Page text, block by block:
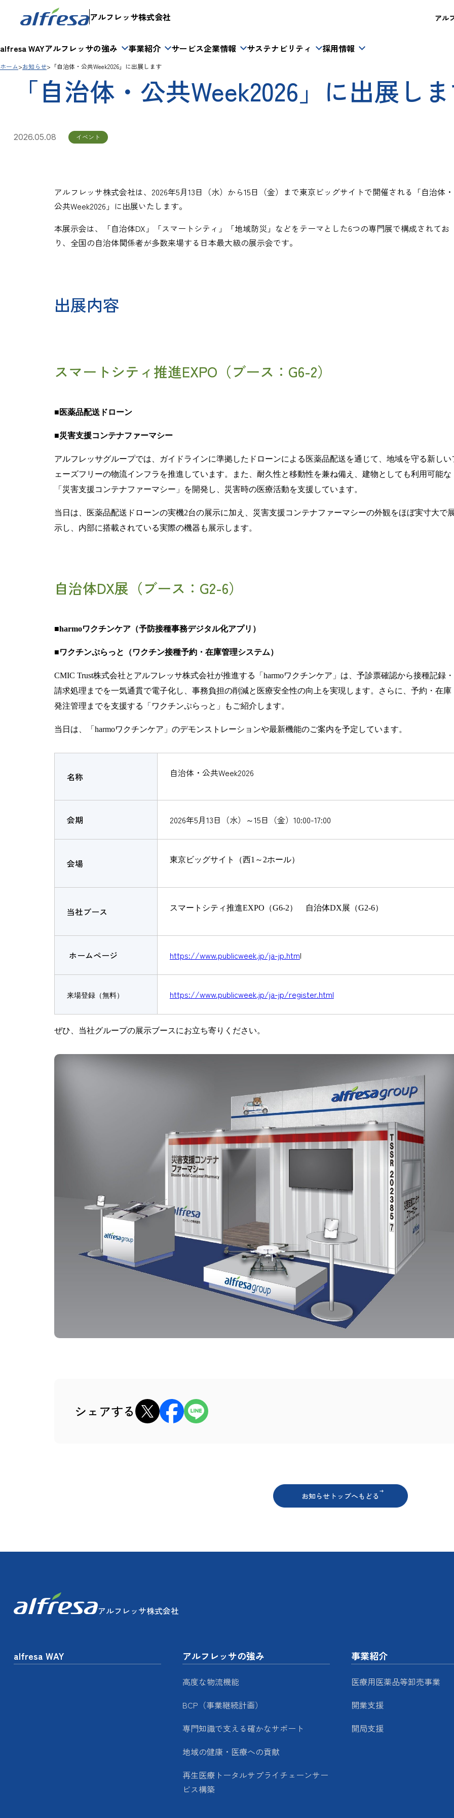
アルフレッサ株式会社
alfresa WAYアルフレッサの強み 事業紹介 サービス企業情報 サステナビリティ 採用情報
アル
ホーム お知らせ 「自治体・公共Week2026」に出展します
「自治体・公共Week2026」に出展し
2026.05.08 イベント
アルフレッサ株式会社は、2026年5月13日（水）から15日（金）まで東京ビッグサイトで開催される「自治体・
公共Week2026」に出展いたします。
本展示会は、「自治体DX」「スマートシティ」「地域防災」などをテーマとした6つの専門展で構成されてお
り、全国の自治体関係者が多数来場する日本最大級の展示会です。
出展内容
スマートシティ推進EXPO（ブース：G6-2）
■医薬品配送ドローン
■災害支援コンテナファーマシー
アルフレッサグループでは、ガイドラインに準拠したドローンによる医薬品配送を通じて、地域を守る新しい
ェーズフリーの物流インフラを推進しています。また、耐久性と移動性を兼ね備え、建物としても利用可能な
「災害支援コンテナファーマシー」を開発し、災害時の医療活動を支援しています。
当日は、医薬品配送ドローンの実機2台の展示に加え、災害支援コンテナファーマシーの外観をほぼ実寸大で
示し、内部に搭載されている実際の機器も展示します。
自治体DX展（ブース：G2-6）
■harmoワクチンケア（予防接種事務デジタル化アプリ）
■ワクチンぷらっと（ワクチン接種予約・在庫管理システム）
CMIC Trust株式会社とアルフレッサ株式会社が推進する「 harmoワクチンケア」は、予診票確認から接種記録・
請求処理までを一気通貫で電子化し、事務負担の削減と医療安全性の向上を実現します。さらに、予約・在庫
発注管理までを支援する「ワクチンぷらっと」もご紹介します。
当日は、「 harmoワクチンケア」のデモンストレーションや最新機能のご案内を予定しています。
名称 自治体・公共Week2026
会期 2026年5月13日（水）～15日（金）10:00-17:00
会場 東京ビッグサイト（西1 ～ 2ホール）
当社ブース スマートシティ推進EXPO （G6-2） 自治体DX展（G2-6）
ホームページ https://www.publicweek.jp/ja-jp.html
来場登録（無料） https://www.publicweek.jp/ja-jp/register.html
ぜひ、当社グループの展示ブースにお立ち寄りください。
シェアする xでシェアFacebookでシェア
LINEでシェア
お知らせトップへもどる
アルフレッサ株式会社
alfresa WAY アルフレッサの強み
高度な物流機能
BCP（事業継続計画）
専門知識で支える確かなサポート
地域の健康・医療への貢献
再生医療トータルサプライチェーンサー
ビス構築
事業紹介
医療用医薬品等卸売事業
開業支援
開局支援